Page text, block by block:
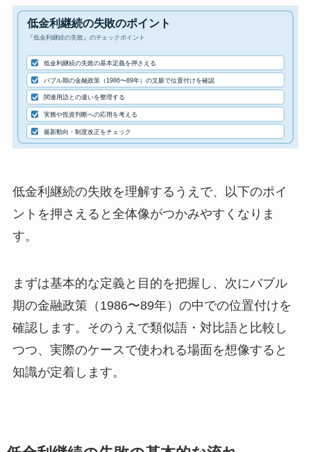
低金利継続の失敗を理解するうえで、以下のポイ
ントを押さえると全体像がつかみやすくなりま
す。
まずは基本的な定義と目的を把握し、次にバブル
期の金融政策（1986〜89年）の中での位置付けを
確認します。そのうえで類似語・対比語と比較し
つつ、実際のケースで使われる場面を想像すると
知識が定着します。